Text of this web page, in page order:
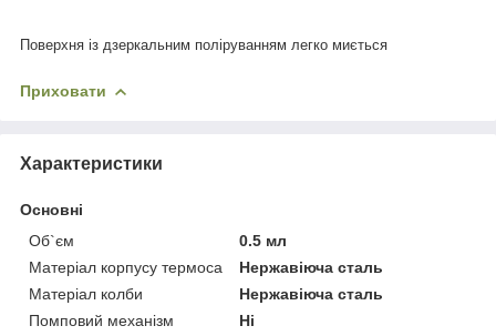
Поверхня із дзеркальним поліруванням легко миється
Приховати
Характеристики
Основні
Об`єм
0.5 мл
Матеріал корпусу термоса
Нержавіюча сталь
Матеріал колби
Нержавіюча сталь
Помповий механізм
Ні